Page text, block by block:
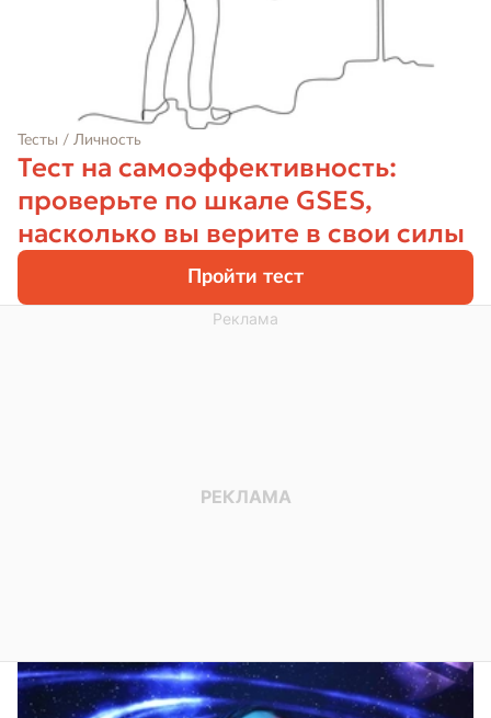
Тесты / Личность
Тест на самоэффективность:
проверьте по шкале GSES,
насколько вы верите в свои силы
Пройти тест